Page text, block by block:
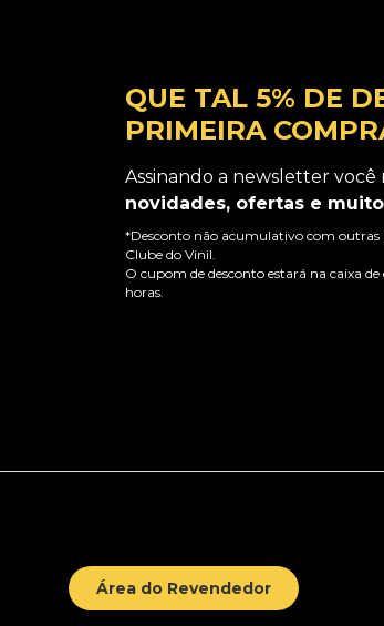
QUE TAL 5% DE
PRIMEIRA
Assinando a newsletter
novidades, ofertas e
*Desconto não acumulativo com outras
Clube do Vinil.
O cupom de desconto estará na caixa
horas.
Área do Revendedor